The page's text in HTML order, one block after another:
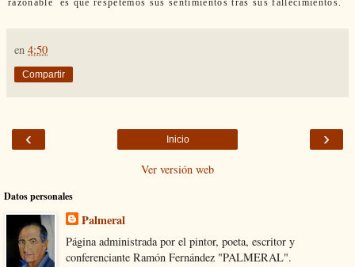
en 4:50
Compartir
‹ ›
Inicio
Ver versión web
Datos personales
Palmeral
Página administrada por el pintor, poeta, escritor y
conferenciante Ramón Fernández "PALMERAL".